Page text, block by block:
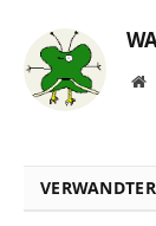
VERWANDTER